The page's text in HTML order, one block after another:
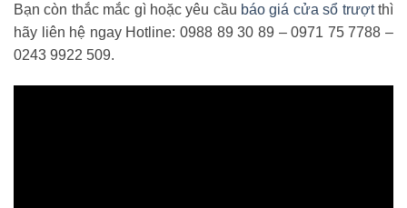
Bạn còn thắc mắc gì hoặc yêu cầu báo giá cửa sổ trượtthì
hãy liên hệ ngay Hotline: 0988 89 30 89 – 0971 75 7788 –
0243 9922 509.